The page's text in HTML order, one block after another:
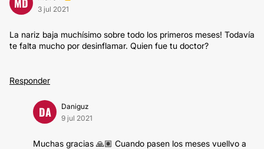
3 jul 2021
La nariz baja muchísimo sobre todo los primeros meses! Todavía
te falta mucho por desinflamar. Quien fue tu doctor?
Responder
DA
Daniguz
9 jul 2021
Muchas gracias 🙏🏽 Cuando pasen los meses vuellvo a